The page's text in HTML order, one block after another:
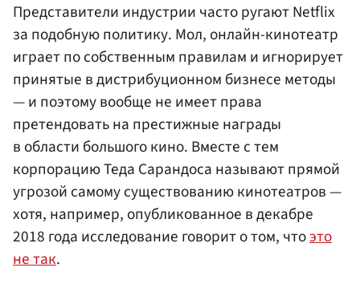
Представители индустрии часто ругают Netflix
за подобную политику. Мол, онлайн-кинотеатр
играет по собственным правилам и игнорирует
принятые в дистрибуционном бизнесе методы
— и поэтому вообще не имеет права
претендовать на престижные награды
в области большого кино. Вместе с тем
корпорацию Теда Сарандоса называют прямой
угрозой самому существованию кинотеатров —
хотя, например, опубликованное в декабре
2018 года исследование говорит о том, чтоэто
не так.